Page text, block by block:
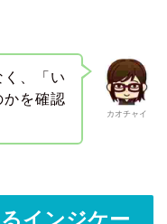
カオチャイ
、「い
かを確認
インジケー